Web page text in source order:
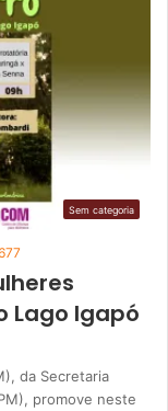
Sem categoria
Lago Igapó
da Secretaria
promove neste